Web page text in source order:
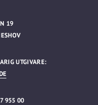
19
UTGIVARE:
955 00